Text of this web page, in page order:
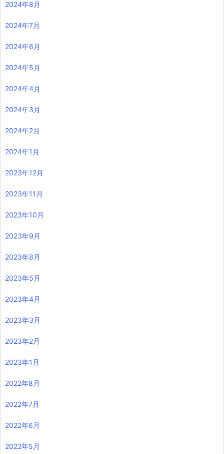
2024年8月
2024年7月
2024年6月
2024年5月
2024年4月
2024年3月
2024年2月
2024年1月
2023年12月
2023年11月
2023年10月
2023年9月
2023年8月
2023年5月
2023年4月
2023年3月
2023年2月
2023年1月
2022年8月
2022年7月
2022年6月
2022年5月